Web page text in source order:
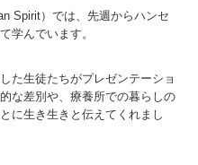
Spirit）では、先週からハンセ
学んでいます。
た生徒たちがプレゼンテーショ
な差別や、療養所での暮らしの
に生き生きと伝えてくれまし